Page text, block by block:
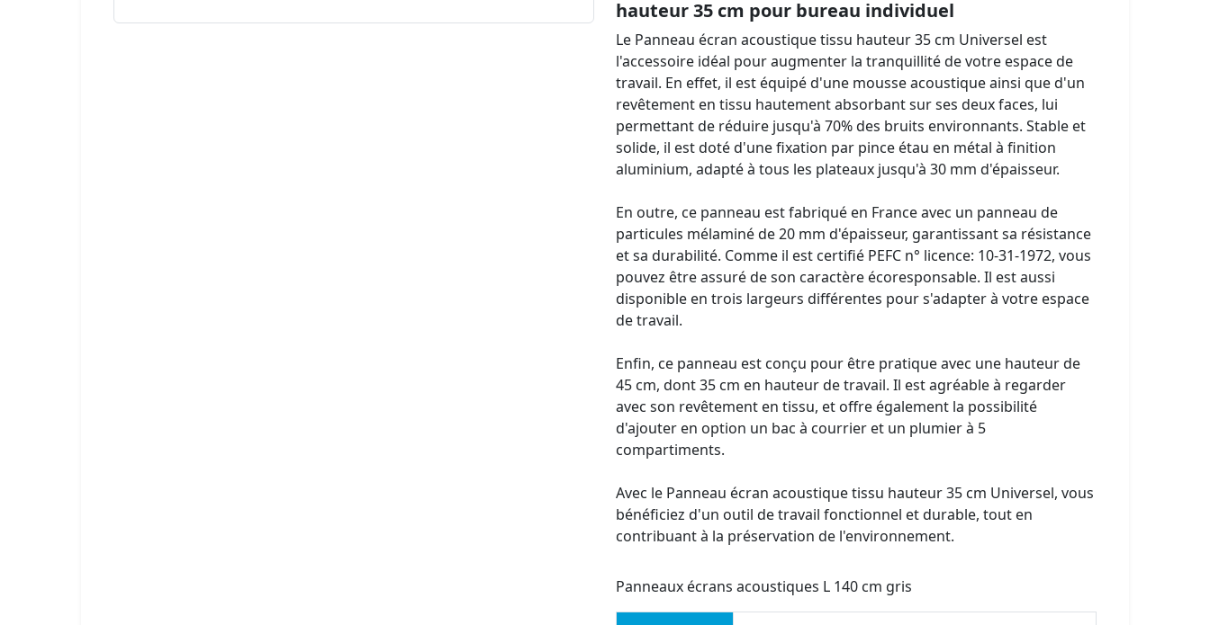
hauteur 35 cm pour bureau individuel
Le Panneau écran acoustique tissu hauteur 35 cm Universel est
l'accessoire idéal pour augmenter la tranquillité de votre espace de
travail. En effet, il est équipé d'une mousse acoustique ainsi que d'un
revêtement en tissu hautement absorbant sur ses deux faces, lui
permettant de réduire jusqu'à 70% des bruits environnants. Stable et
solide, il est doté d'une fixation par pince étau en métal à finition
aluminium, adapté à tous les plateaux jusqu'à 30 mm d'épaisseur.
En outre, ce panneau est fabriqué en France avec un panneau de
particules mélaminé de 20 mm d'épaisseur, garantissant sa résistance
et sa durabilité. Comme il est certifié PEFC n° licence: 10-31-1972, vous
pouvez être assuré de son caractère écoresponsable. Il est aussi
disponible en trois largeurs différentes pour s'adapter à votre espace
de travail.
Enfin, ce panneau est conçu pour être pratique avec une hauteur de
45 cm, dont 35 cm en hauteur de travail. Il est agréable à regarder
avec son revêtement en tissu, et offre également la possibilité
d'ajouter en option un bac à courrier et un plumier à 5
compartiments.
Avec le Panneau écran acoustique tissu hauteur 35 cm Universel, vous
bénéficiez d'un outil de travail fonctionnel et durable, tout en
contribuant à la préservation de l'environnement.
Panneaux écrans acoustiques L 140 cm gris